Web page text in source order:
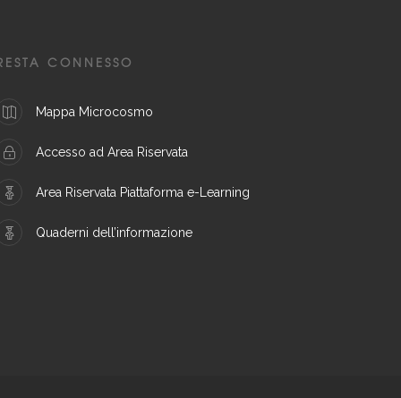
CONNESSO
Mappa Microcosmo
Accesso ad Area Riservata
Area Riservata Piattaforma e-Learning
Quaderni dell’informazione